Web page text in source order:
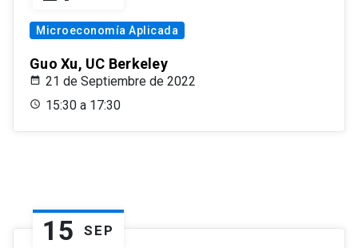
Microeconomía Aplicada
Guo Xu, UC Berkeley
21 de Septiembre de 2022
15:30 a 17:30
15 SEP